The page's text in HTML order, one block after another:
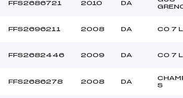
165.6000
FFS2686721 2010 DA
FFS2696211 2008 DA CO 7
FFS2682446 2009 DA CO 7
FFS2686278 2008 DA
S